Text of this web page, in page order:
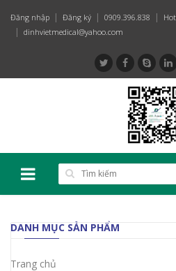
Đăng nhập Đăng ký 0909.396.838
dinhvietmedical@yahoo.com
DANH MỤC SẢN PHẨM
Trang chủ